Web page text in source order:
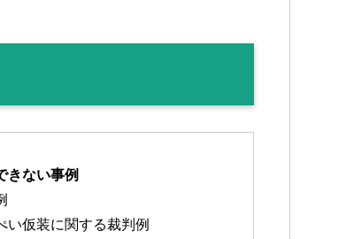
ない事例
い仮装に関する裁判例